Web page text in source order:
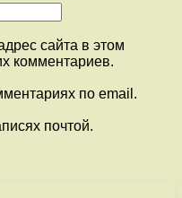
сайта в этом
комментариев.
по email.
почтой.